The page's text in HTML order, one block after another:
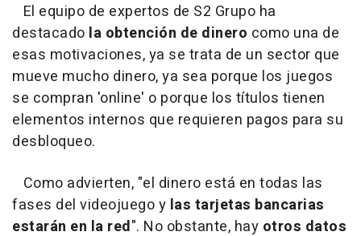
El equipo de expertos de S2 Grupo ha
destacado la obtención de dinero como una de
esas motivaciones, ya se trata de un sector que
mueve mucho dinero, ya sea porque los juegos
se compran 'online' o porque los títulos tienen
elementos internos que requieren pagos para su
desbloqueo.
Como advierten, "el dinero está en todas las
fases del videojuego y las tarjetas bancarias
estarán en la red". No obstante, hay otros datos